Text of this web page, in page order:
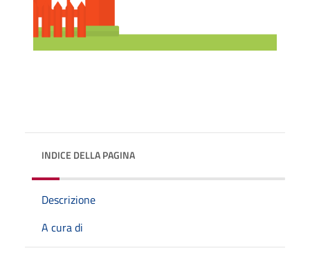
INDICE DELLA PAGINA
Descrizione
A cura di